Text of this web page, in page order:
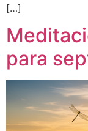
[…]
para